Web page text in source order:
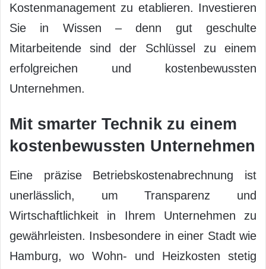
Kostenmanagement zu etablieren. Investieren
Sie in Wissen – denn gut geschulte
Mitarbeitende sind der Schlüssel zu einem
erfolgreichen und kostenbewussten
Unternehmen.
Mit smarter Technik zu einem
kostenbewussten Unternehmen
Eine präzise Betriebskostenabrechnung ist
unerlässlich, um Transparenz und
Wirtschaftlichkeit in Ihrem Unternehmen zu
gewährleisten. Insbesondere in einer Stadt wie
Hamburg, wo Wohn- und Heizkosten stetig